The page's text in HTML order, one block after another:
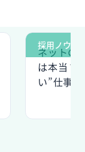
採用ノウハ
ネットの
は本当？
い”仕事